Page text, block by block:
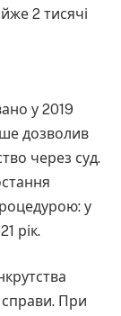
2 тисячі
у 2019
дозволив
через суд.
у
рік.
справи. При